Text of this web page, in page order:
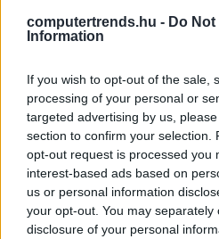
computertrends.hu - Do
Information
If you wish to opt-out of the sale,
processing of your personal or
targeted advertising by us,
section to confirm your selection.
opt-out request is processed you
interest-based ads based on
us or personal information
your opt-out. You may
disclosure of your personal
minden laphoz új renderelő
modellhez fog eljutni, de a
megfontoltan, lépésről
most kibocsátott, 49-es
ezen az úton, amelyet
követ majd - ez fogja
a multi-process támogatást.
Jelenleg azok a felhasználók